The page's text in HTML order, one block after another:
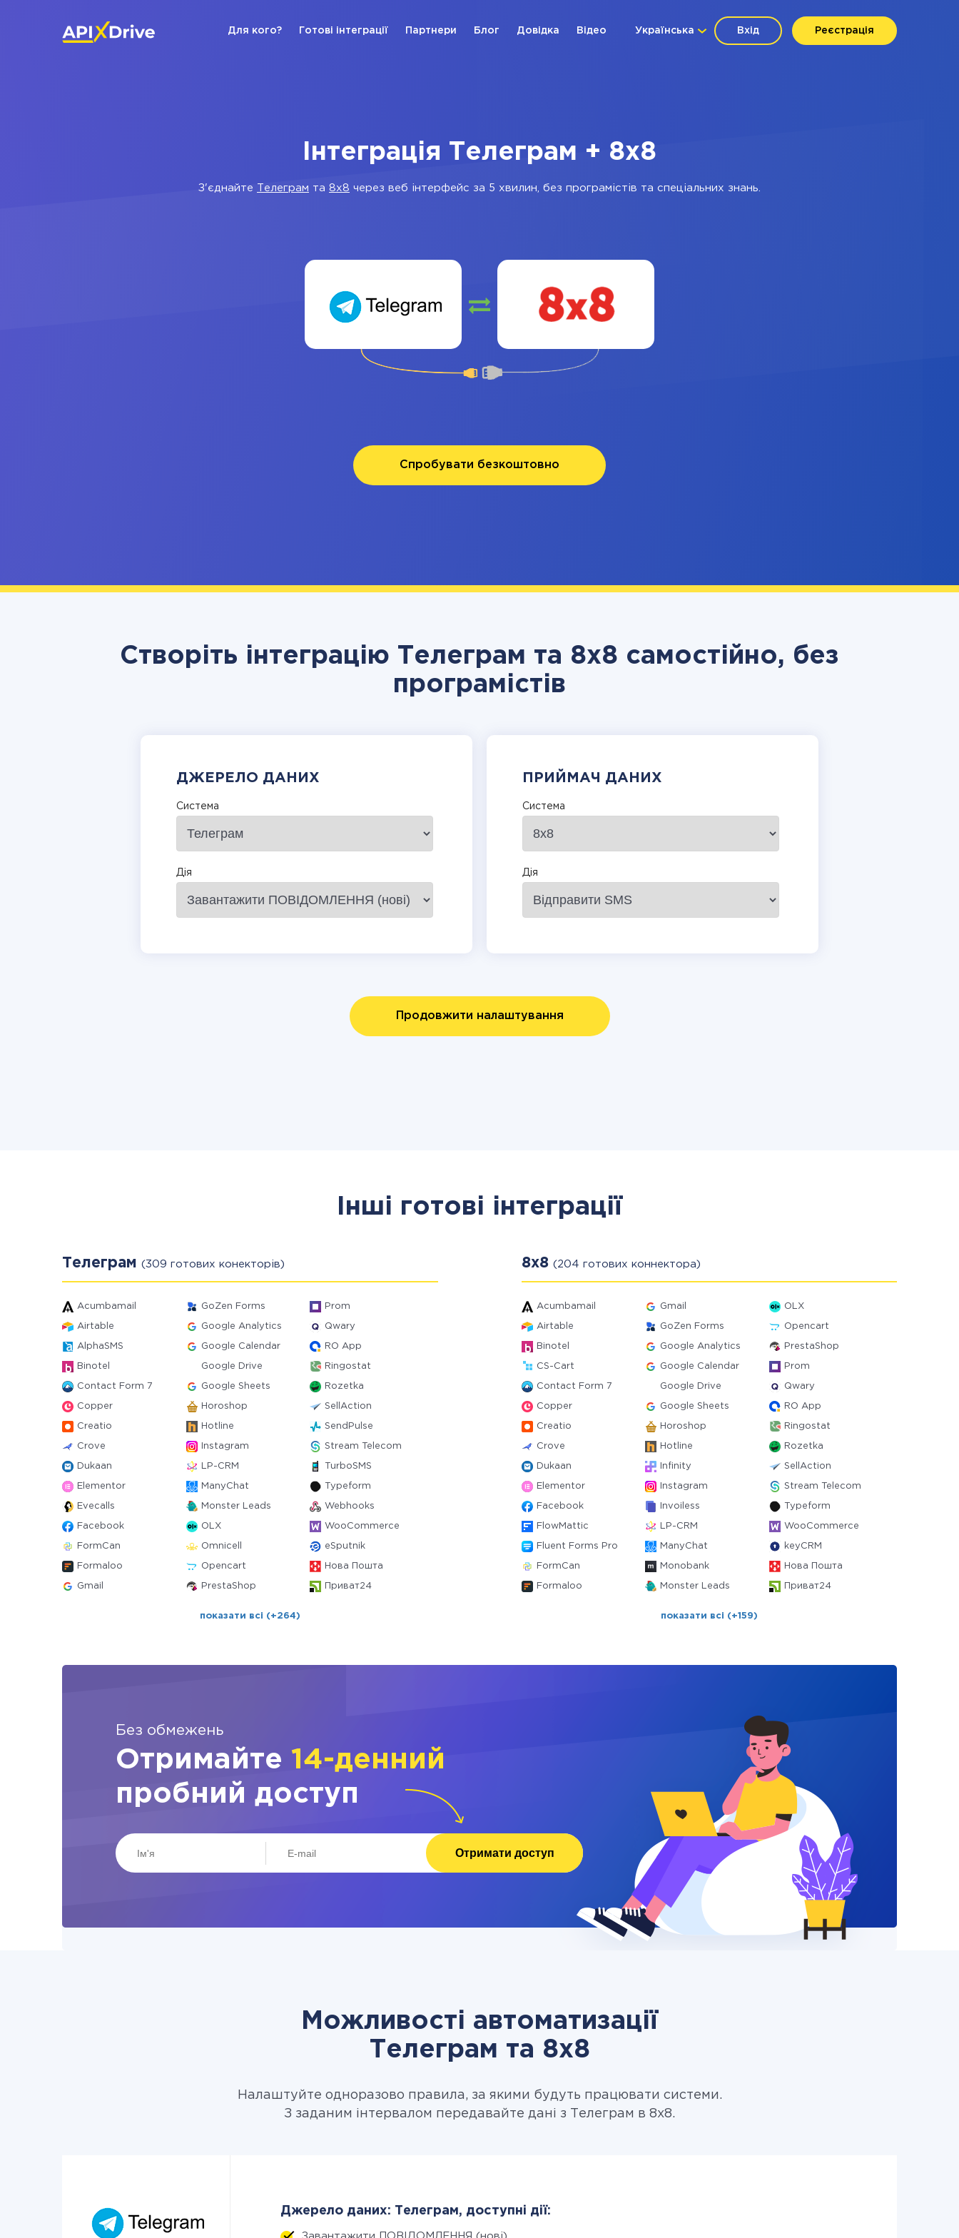
Вхід Реєстрація
Українська
Для кого? Готові інтеграції Партнери Блог Довідка Відео
Інтеграція Телеграм + 8x8
З'єднайте Телеграм та 8x8 через веб інтерфейс за 5 хвилин, без програмістів та спеціальних знань.
Спробувати безкоштовно
Створіть інтеграцію Телеграм та 8x8 самостійно, без
програмістів
ДЖЕРЕЛО ДАНИХ
Система
Дія
ПРИЙМАЧ ДАНИХ
Система
Дія
Продовжити налаштування
Інші готові інтеграції
Телеграм (309 готових конекторів)
Acumbamail GoZen Forms Prom
Airtable Google Analytics Qwary
AlphaSMS Google Calendar RO App
Binotel Google Drive Ringostat
Contact Form 7 Google Sheets Rozetka
Copper Horoshop SellAction
Creatio Hotline SendPulse
Crove Instagram Stream Telecom
Dukaan LP-CRM TurboSMS
Elementor ManyChat Typeform
Evecalls Monster Leads Webhooks
Facebook OLX WooCommerce
FormCan Omnicell eSputnik
Formaloo Opencart Нова Пошта
Gmail PrestaShop Приват24
показати всі (+264)
8x8 (204 готових коннектора)
Acumbamail Gmail OLX
Airtable GoZen Forms Opencart
Binotel Google Analytics PrestaShop
CS-Cart Google Calendar Prom
Contact Form 7 Google Drive Qwary
Copper Google Sheets RO App
Creatio Horoshop Ringostat
Crove Hotline Rozetka
Dukaan Infinity SellAction
Elementor Instagram Stream Telecom
Facebook Invoiless Typeform
FlowMattic LP-CRM WooCommerce
Fluent Forms Pro ManyChat keyCRM
FormCan Monobank Нова Пошта
Formaloo Monster Leads Приват24
показати всі (+159)
Без обмежень
Отримайте 14-денний
пробний доступ
Отримати доступ
Можливості автоматизації
Телеграм та 8x8
Налаштуйте одноразово правила, за якими будуть працювати системи.
З заданим інтервалом передавайте дані з Телеграм в 8x8.
Джерело даних: Телеграм, доступні дії: